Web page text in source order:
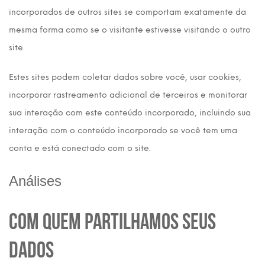
incorporados de outros sites se comportam exatamente da
mesma forma como se o visitante estivesse visitando o outro
site.
Estes sites podem coletar dados sobre você, usar cookies,
incorporar rastreamento adicional de terceiros e monitorar
sua interação com este conteúdo incorporado, incluindo sua
interação com o conteúdo incorporado se você tem uma
conta e está conectado com o site.
Análises
Com quem partilhamos seus
dados